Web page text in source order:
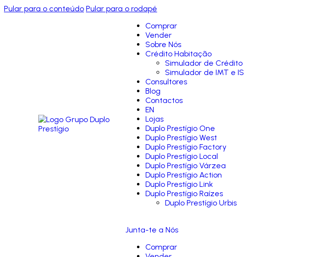
Pular para o conteúdo Pular para o rodapé
Comprar
Vender
Sobre Nós
Crédito Habitação
Simulador de Crédito
Simulador de IMT e IS
Consultores
Blog
Contactos
EN
Lojas
Duplo Prestígio One
Duplo Prestígio West
Duplo Prestígio Factory
Duplo Prestígio Local
Duplo Prestígio Várzea
Duplo Prestígio Action
Duplo Prestígio Link
Duplo Prestígio Raízes
Duplo Prestígio Urbis
Junta-te a Nós
Comprar